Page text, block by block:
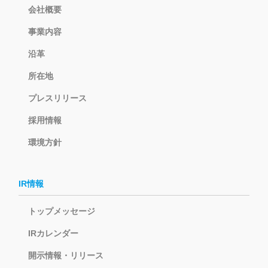
会社概要
事業内容
沿革
所在地
プレスリリース
採用情報
環境方針
IR情報
トップメッセージ
IRカレンダー
開示情報・リリース